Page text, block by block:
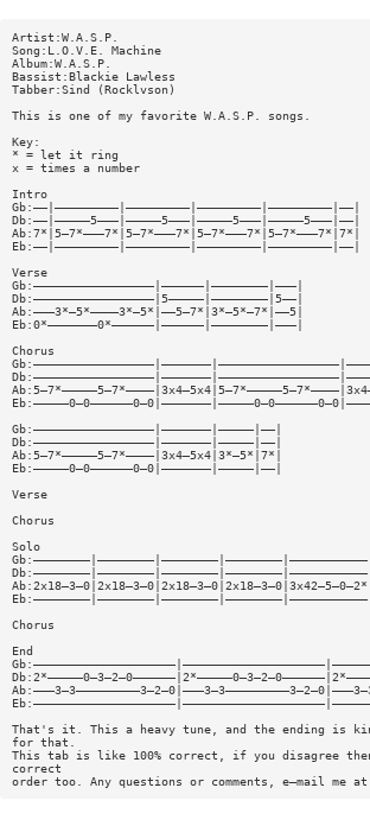
Artist:W.A.S.P.
Song:L.O.V.E. Machine
Album:W.A.S.P.
Bassist:Blackie Lawless
Tabber:Sind (Rocklvson)
This is one of my favorite W.A.S.P. songs.
Key:
* = let it ring
x = times a number
Intro
Gb:——|—————————|—————————|—————————|—————————|——|
Db:——|—————5———|—————5———|—————5———|—————5———|——|
Ab:7*|5—7*———7*|5—7*———7*|5—7*———7*|5—7*———7*|7*|
Eb:——|—————————|—————————|—————————|—————————|——|
Verse
Gb:—————————————————|——————|————————|———|
Db:—————————————————|5—————|————————|5——|
Ab:———3*—5*————3*—5*|——5—7*|3*—5*—7*|——5|
Eb:0*———————0*——————|——————|————————|———|
Chorus
Gb:—————————————————|———————|—————|——|
Db:—————————————————|———————|—————|——|
Ab:5—7*—————5—7*————|3x4—5x4|3*—5*|7*|
Eb:—————0—0——————0—0|———————|—————|——|
Verse
Chorus
Solo
Chorus
End
That's it. This a heavy tune, and the ending is
for that.
This tab is like 100% correct, if you disagree
correct
order too. Any questions or comments, e—mail me at